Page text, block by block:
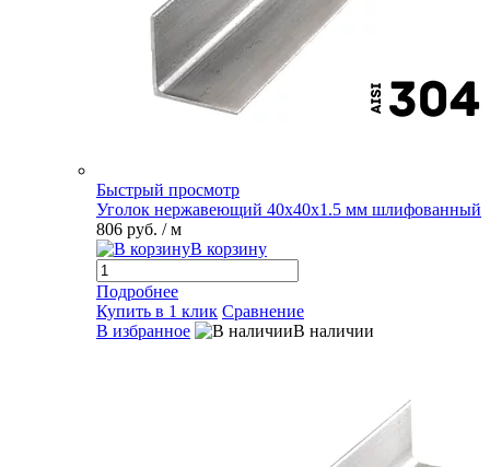
Быстрый просмотр
Уголок нержавеющий 40х40х1.5 мм шлифованный
806 руб. / м
В корзину
Подробнее
Купить в 1 клик Сравнение
В избранное
В наличии